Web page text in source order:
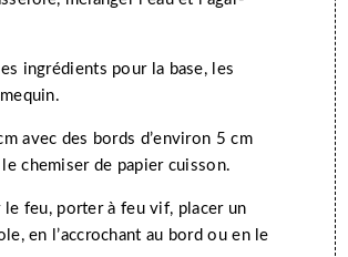
ingrédients pour la base, les
avec des bords d’environ 5 cm
chemiser de papier cuisson.
feu, porter à feu vif, placer un
en l’accrochant au bord ou en le